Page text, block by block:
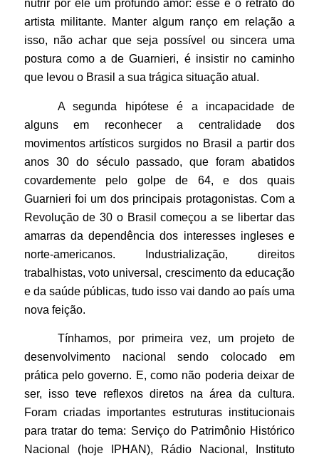
nutrir por ele um profundo amor: esse é o retrato do
artista militante. Manter algum ranço em relação a
isso, não achar que seja possível ou sincera uma
postura como a de Guarnieri, é insistir no caminho
que levou o Brasil a sua trágica situação atual.
A segunda hipótese é a incapacidade de
alguns em reconhecer a centralidade dos
movimentos artísticos surgidos no Brasil a partir dos
anos 30 do século passado, que foram abatidos
covardemente pelo golpe de 64, e dos quais
Guarnieri foi um dos principais protagonistas. Com a
Revolução de 30 o Brasil começou a se libertar das
amarras da dependência dos interesses ingleses e
norte-americanos. Industrialização, direitos
trabalhistas, voto universal, crescimento da educação
e da saúde públicas, tudo isso vai dando ao país uma
nova feição.
Tínhamos, por primeira vez, um projeto de
desenvolvimento nacional sendo colocado em
prática pelo governo. E, como não poderia deixar de
ser, isso teve reflexos diretos na área da cultura.
Foram criadas importantes estruturas institucionais
para tratar do tema: Serviço do Patrimônio Histórico
Nacional (hoje IPHAN), Rádio Nacional, Instituto